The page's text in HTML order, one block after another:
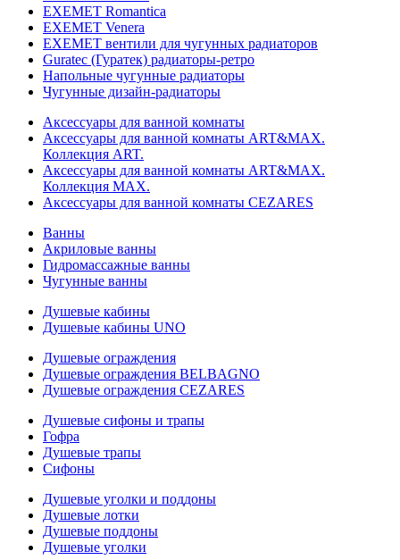
EXEMET Romantica
EXEMET Venera
EXEMET вентили для чугунных радиаторов
Guratec (Гуратек) радиаторы-ретро
Напольные чугунные радиаторы
Чугунные дизайн-радиаторы
Аксессуары для ванной комнаты
Аксессуары для ванной комнаты ART&MAX.
Коллекция ART.
Аксессуары для ванной комнаты ART&MAX.
Коллекция MAX.
Аксессуары для ванной комнаты CEZARES
Ванны
Акриловые ванны
Гидромассажные ванны
Чугунные ванны
Душевые кабины
Душевые кабины UNO
Душевые ограждения
Душевые ограждения BELBAGNO
Душевые ограждения CEZARES
Душевые сифоны и трапы
Гофра
Душевые трапы
Сифоны
Душевые уголки и поддоны
Душевые лотки
Душевые поддоны
Душевые уголки